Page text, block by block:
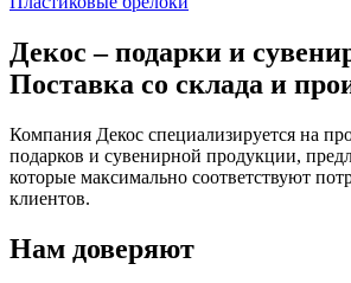
Декос – подарки и
Поставка со склада и
Компания Декос специализируется на
подарков и сувенирной продукции,
которые максимально соответствуют
клиентов.
Нам доверяют